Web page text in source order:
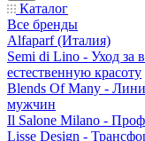
Каталог
Все бренды
Alfaparf (Италия)
Semi di Lino - Уход
естественную красоту
Blends Of Many -
мужчин
Il Salone Milano -
Lisse Design -